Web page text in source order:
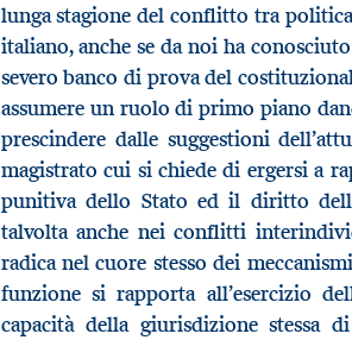
lunga stagione del conflitto tra
italiano, anche se da noi ha
severo banco di prova del
assumere un ruolo di primo piano
prescindere dalle suggestioni
magistrato cui si chiede di ergersi a
punitiva dello Stato ed il diritto
talvolta anche nei conflitti
radica nel cuore stesso dei
funzione si rapporta all’esercizio
capacità della giurisdizione stessa